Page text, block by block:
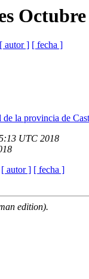
[ autor ] [ fecha ]
la provincia de
UTC 2018
[ autor ] [ fecha ]
edition).